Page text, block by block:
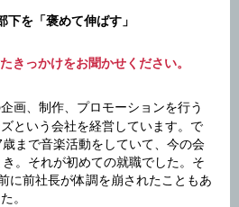
を「褒めて伸ばす」
きっかけをお聞かせください。
画、制作、プロモーションを行う
という会社を経営しています。で
まで音楽活動をしていて、今の会
。それが初めての就職でした。そ
に前社長が体調を崩されたこともあ
。